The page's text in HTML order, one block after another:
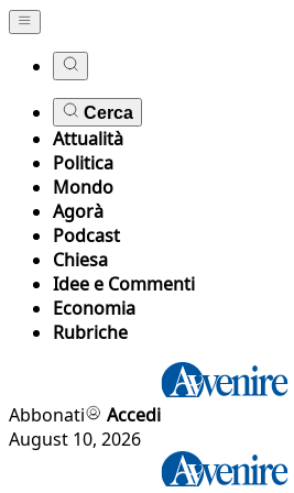
Cerca
Attualità
Politica
Mondo
Agorà
Podcast
Chiesa
Idee e Commenti
Economia
Rubriche
Abbonati
Accedi
August 10, 2026